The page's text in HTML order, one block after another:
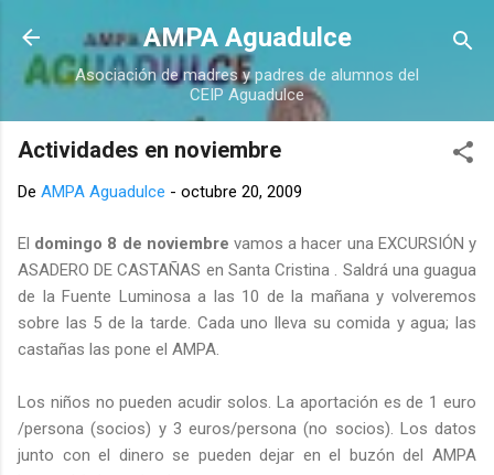
Ir al contenido principal
AMPA Aguadulce
Asociación de madres y padres de alumnos del
CEIP Aguadulce
Actividades en noviembre
De AMPA Aguadulce - octubre 20, 2009
El domingo 8 de noviembre vamos a hacer una EXCURSIÓN y
ASADERO DE CASTAÑAS en Santa Cristina . Saldrá una guagua
de la Fuente Luminosa a las 10 de la mañana y volveremos
sobre las 5 de la tarde. Cada uno lleva su comida y agua; las
castañas las pone el AMPA.
Los niños no pueden acudir solos. La aportación es de 1 euro
/persona (socios) y 3 euros/persona (no socios). Los datos
junto con el dinero se pueden dejar en el buzón del AMPA